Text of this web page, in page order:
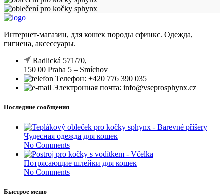
Интернет-магазин, для кошек породы сфинкс. Одежда,
гигиена, аксессуары.
Radlická 571/70,
150 00 Praha 5 – Smíchov
Телефон: +420 776 390 035
Электронная почта: info@vseprosphynx.cz
Последние сообщения
Чудесная одежда для кошек
No Comments
Потрясающие шлейки для кошек
No Comments
Быстрое меню